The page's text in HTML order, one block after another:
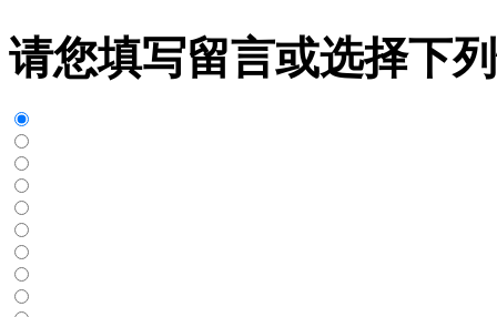
请您填写留言或选择下